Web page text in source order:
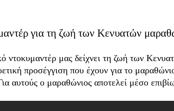
για τη ζωή των Κενυατών
ντοκυμαντέρ μας δείχνει τη ζωή των
προσέγγιση που έχουν για το
αυτούς ο μαραθώνιος αποτελεί μέσο